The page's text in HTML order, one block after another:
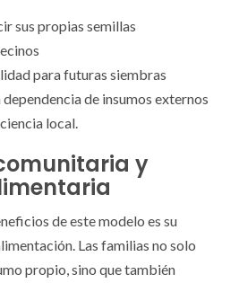
sus propias semillas
para futuras siembras
de insumos externos
local.
y
de este modelo es su
Las familias no solo
propio, sino que también